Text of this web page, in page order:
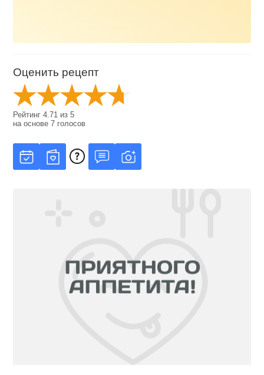
Оценить рецепт
Рейтинг4.71 из5
на основе7 голосов